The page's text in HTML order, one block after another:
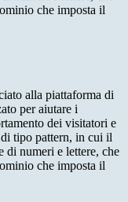
che imposta il
alla piattaforma di
per aiutare i
dei visitatori e
tipo pattern, in cui il
di numeri e lettere, che
che imposta il